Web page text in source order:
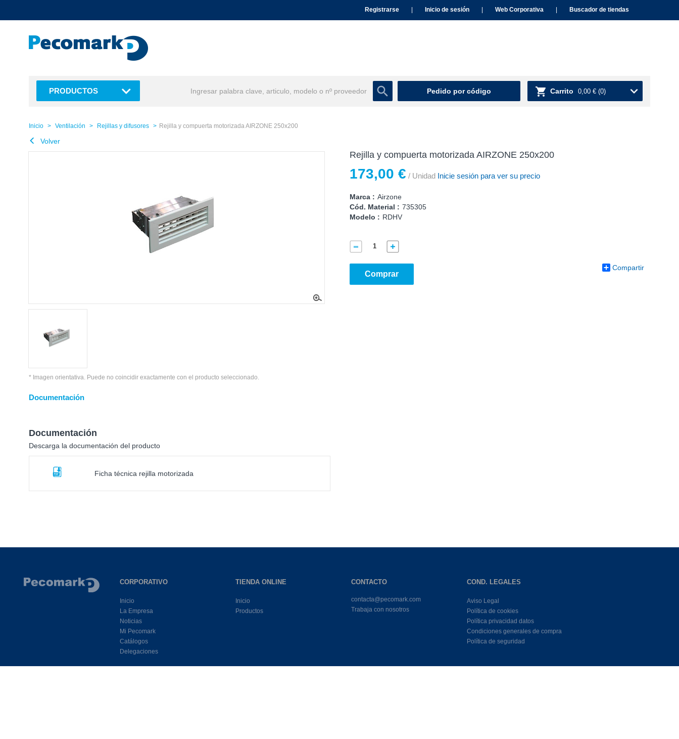
Registrarse Inicio de sesión Web Corporativa Buscador de tiendas
Pedido por código Carrito 0,00 € (0)
PRODUCTOS
Inicio Ventilación Rejillas y difusores Rejilla y compuerta motorizada AIRZONE 250x200
Volver
* Imagen orientativa. Puede no coincidir exactamente con el producto seleccionado.
Documentación
Rejilla y compuerta motorizada AIRZONE 250x200
173,00 € / Unidad Inicie sesión para ver su precio
Marca : Airzone
Cód. Material : 735305
Modelo : RDHV
Comprar
Compartir
Documentación
Descarga la documentación del producto
Ficha técnica rejilla motorizada
CORPORATIVO
Inicio
La Empresa
Noticias
Mi Pecomark
Catálogos
Delegaciones
TIENDA ONLINE
Inicio
Productos
CONTACTO
contacta@pecomark.com
Trabaja con nosotros
COND. LEGALES
Aviso Legal
Política de cookies
Política privacidad datos
Condiciones generales de compra
Política de seguridad